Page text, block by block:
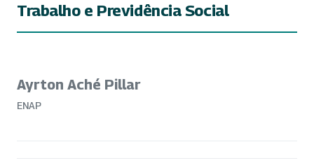
Trabalho e Previdência Social
Ayrton Aché Pillar
ENAP